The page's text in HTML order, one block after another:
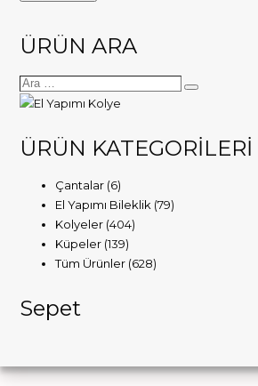
kolye
ÜRÜN ARA
ÜRÜN KATEGORİLERİ
Çantalar (6)
El Yapımı Bileklik (79)
Kolyeler (404)
Küpeler (139)
Tüm Ürünler (628)
Sepet